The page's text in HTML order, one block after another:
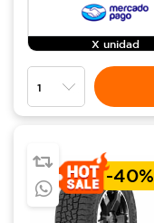
X unidad
-40%